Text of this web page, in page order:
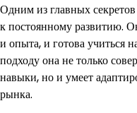
Одним из главных
к постоянному развитию.
и опыта, и готова учиться
подходу она не только
навыки, но и умеет
рынка.